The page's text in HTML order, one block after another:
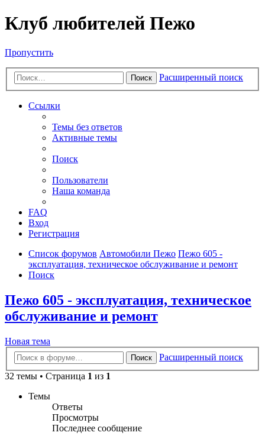
Клуб любителей Пежо
Пропустить
Поиск Расширенный поиск
Ссылки
Темы без ответов
Активные темы
Поиск
Пользователи
Наша команда
FAQ
Вход
Регистрация
Список форумов Автомобили Пежо Пежо 605 -
эксплуатация, техническое обслуживание и ремонт
Поиск
Пежо 605 - эксплуатация, техническое
обслуживание и ремонт
Новая тема
Поиск
Расширенный поиск
32 темы • Страница 1 из 1
Темы
Ответы
Просмотры
Последнее сообщение